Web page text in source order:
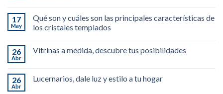
17
May
Qué son y cuáles son las principales características de
los cristales templados
26
Abr
Vitrinas a medida, descubre tus posibilidades
26
Abr
Lucernarios, dale luz y estilo a tu hogar